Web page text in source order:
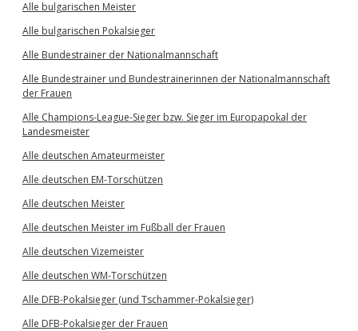
Alle bulgarischen Meister
Alle bulgarischen Pokalsieger
Alle Bundestrainer der Nationalmannschaft
Alle Bundestrainer und Bundestrainerinnen der Nationalmannschaft
der Frauen
Alle Champions-League-Sieger bzw. Sieger im Europapokal der
Landesmeister
Alle deutschen Amateurmeister
Alle deutschen EM-Torschützen
Alle deutschen Meister
Alle deutschen Meister im Fußball der Frauen
Alle deutschen Vizemeister
Alle deutschen WM-Torschützen
Alle DFB-Pokalsieger (und Tschammer-Pokalsieger)
Alle DFB-Pokalsieger der Frauen